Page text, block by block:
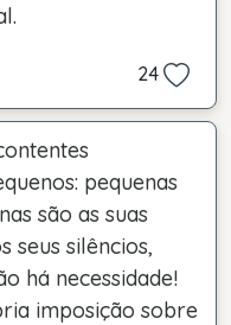
24
pequenas
são as suas
seus silêncios,
há necessidade!
imposição sobre